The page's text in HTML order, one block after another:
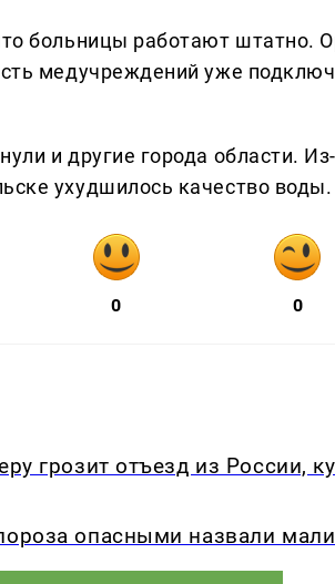
больницы работают штатно.
медучреждений уже
и другие города области.
ухудшилось качество воды.
0 0
грозит отъезд из России,
опасными назвали